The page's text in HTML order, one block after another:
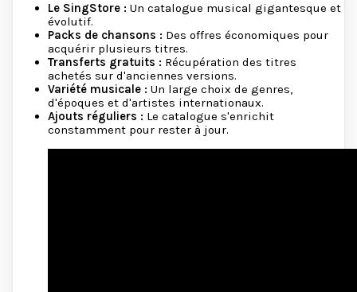
Le SingStore : Un catalogue musical gigantesque et
évolutif.
Packs de chansons : Des offres économiques pour
acquérir plusieurs titres.
Transferts gratuits : Récupération des titres
achetés sur d'anciennes versions.
Variété musicale : Un large choix de genres,
d'époques et d'artistes internationaux.
Ajouts réguliers : Le catalogue s'enrichit
constamment pour rester à jour.